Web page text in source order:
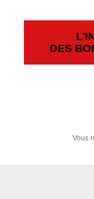
DES
Vous